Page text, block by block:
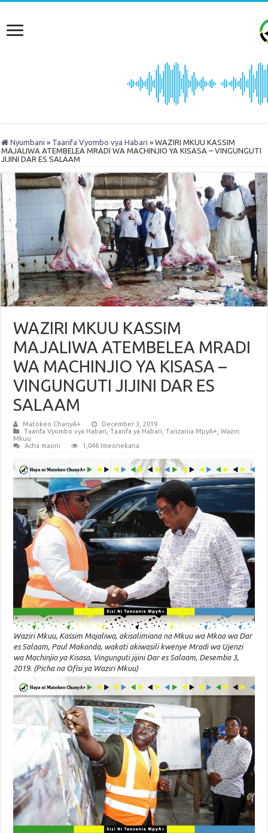
Nyumbani » Taarifa Vyombo vya Habari » WAZIRI MKUU KASSIM
MAJALIWA ATEMBELEA MRADI WA MACHINJIO YA KISASA – VINGUNGUTI
JIJINI DAR ES SALAAM
WAZIRI MKUU KASSIM
MAJALIWA ATEMBELEA MRADI
WA MACHINJIO YA KISASA –
VINGUNGUTI JIJINI DAR ES
SALAAM
Matokeo ChanyA+
December 3, 2019
Taarifa Vyombo vya Habari ,Taarifa ya Habari ,Tanzania MpyA+ ,Waziri
Mkuu
Acha maoni
1,046 Imeonekana
Waziri Mkuu, Kassim Majaliwa, akisalimiana na Mkuu wa Mkoa wa Dar
es Salaam, Paul Makonda, wakati akiwasili kwenye Mradi wa Ujenzi
wa Machinjio ya Kisasa, Vingunguti jijini Dar es Salaam, Desemba 3,
2019. (Picha na Ofisi ya Waziri Mkuu)